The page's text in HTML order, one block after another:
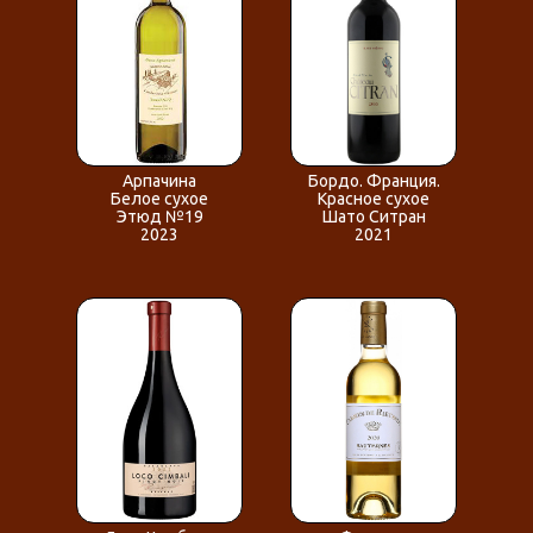
Арпачина
Белое сухое
Этюд №19
2023
Бордо. Франция.
Красное сухое
Шато Ситран
2021